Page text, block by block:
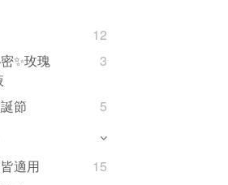
12
✨玫瑰
3
節
5
適用
15